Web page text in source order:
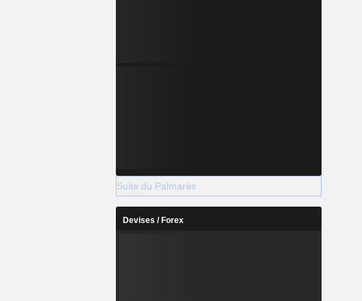
Suite du Palmarès
Devises / Forex